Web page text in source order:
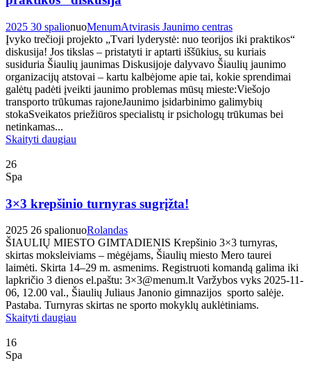
2025 30 spalionuoMenumAtvirasis Jaunimo centras
Įvyko trečioji projekto „Tvari lyderystė: nuo teorijos iki praktikos“
diskusija! Jos tikslas – pristatyti ir aptarti iššūkius, su kuriais
susiduria Šiaulių jaunimas Diskusijoje dalyvavo Šiaulių jaunimo
organizacijų atstovai – kartu kalbėjome apie tai, kokie sprendimai
galėtų padėti įveikti jaunimo problemas mūsų mieste:Viešojo
transporto trūkumas rajoneJaunimo įsidarbinimo galimybių
stokaSveikatos priežiūros specialistų ir psichologų trūkumas bei
netinkamas...
Skaityti daugiau
26
Spa
3×3 krepšinio turnyras sugrįžta!
2025 26 spalionuoRolandas
ŠIAULIŲ MIESTO GIMTADIENIS Krepšinio 3×3 turnyras,
skirtas moksleiviams – mėgėjams, Šiaulių miesto Mero taurei
laimėti. Skirta 14–29 m. asmenims. Registruoti komandą galima iki
lapkričio 3 dienos el.paštu: 3×3@menum.lt Varžybos vyks 2025-11-
06, 12.00 val., Šiaulių Juliaus Janonio gimnazijos sporto salėje.
Pastaba. Turnyras skirtas ne sporto mokyklų auklėtiniams.
Skaityti daugiau
16
Spa